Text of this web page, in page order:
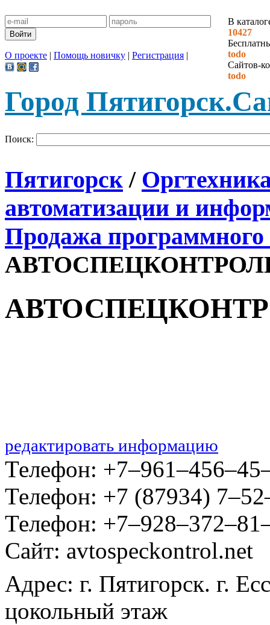
В
10427
todo
Сайтов-
todo
О проекте | Помощь новичку | Регистрация |
Город Пятигорск.
Поиск:
Пятигорск /
автоматизации и
Продажа программного
редактировать информацию
Телефон:
Телефон: +7 (87934)
Телефон:
Сайт: avtospeckontrol.net
Адрес: г. Пятигорск. г.
цокольный этаж